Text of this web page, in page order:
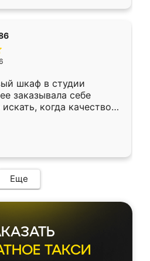
шкаф в студии
заказывала себе
когда качеством
кухня уже почти
нет.
Еще
ТАКСИ